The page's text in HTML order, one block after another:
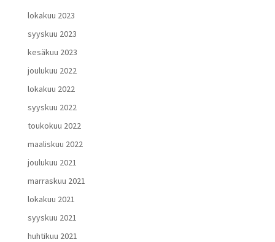
lokakuu 2023
syyskuu 2023
kesäkuu 2023
joulukuu 2022
lokakuu 2022
syyskuu 2022
toukokuu 2022
maaliskuu 2022
joulukuu 2021
marraskuu 2021
lokakuu 2021
syyskuu 2021
huhtikuu 2021